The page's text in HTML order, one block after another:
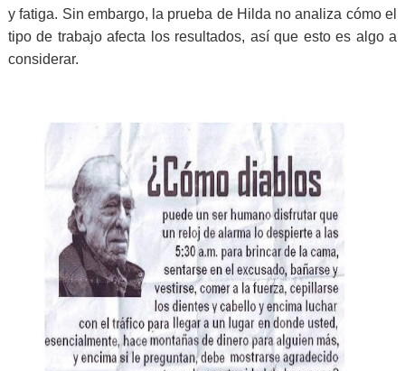
y fatiga. Sin embargo, la prueba de Hilda no analiza cómo el
tipo de trabajo afecta los resultados, así que esto es algo a
considerar.